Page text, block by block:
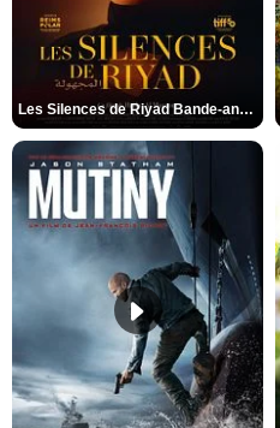
Les Silences de Riyad Bande-annonce VO STFR